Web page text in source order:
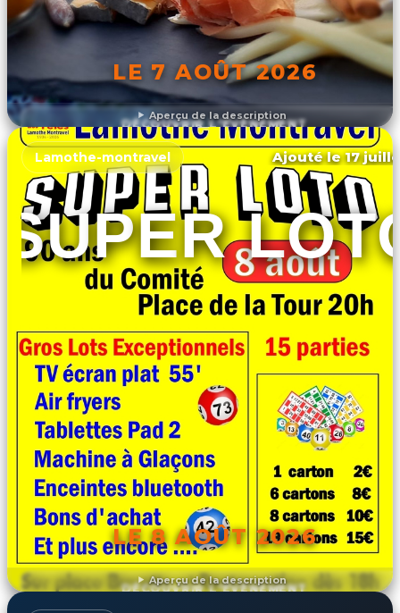
Aperçu de la description
LE 7 AOÛT 2026
DÉCOUVRIR L'ÉVÉNEMENT
Aperçu de la description
Lamothe-montravel Ajouté le 17
SUPER
LE 8 AOÛT 2026
DÉCOUVRIR L'ÉVÉNEMENT